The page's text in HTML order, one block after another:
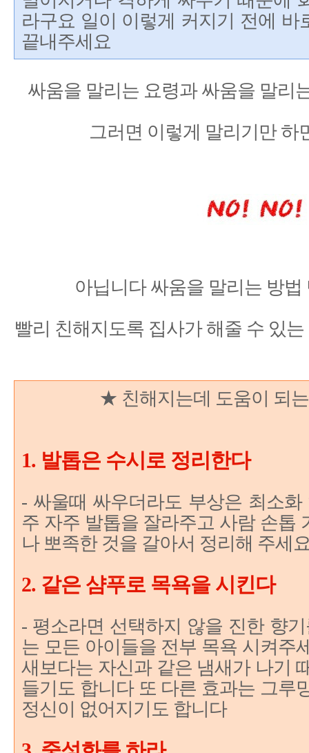
라구요 일이 이렇게 커지기 전에 바
끝내주세요
싸움을 말리는 요령과 싸움을 말리
그러면 이렇게 말리기만 하
아닙니다 싸움을 말리는 방
빨리 친해지도록 집사가 해줄 수 있
★ 친해지는데 도움이 되
1. 발톱은 수시로 정리한다
- 싸울때 싸우더라도 부상은 최소
주 자주 발톱을 잘라주고 사람 손톱
나 뽀족한 것을 갈아서 정리해 주세
2. 같은 샴푸로 목욕을 시킨다
- 평소라면 선택하지 않을 진한 향
는 모든 아이들을 전부 목욕 시켜주
새보다는 자신과 같은 냄새가 나기
들기도 합니다 또 다른 효과는 그루
정신이 없어지기도 합니다